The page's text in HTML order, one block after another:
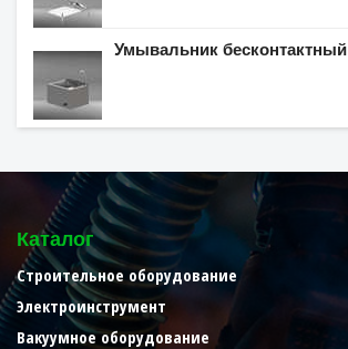
Умывальник бесконтактный
Каталог
Строительное оборудование
Электроинструмент
Вакуумное оборудование